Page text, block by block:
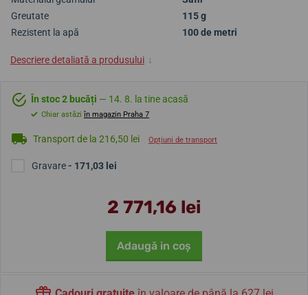
Greutate
115 g
Rezistent la apă
100 de metri
Descriere detaliată a produsului ↓
În stoc 2 bucăți — 14. 8. la tine acasă
Chiar astăzi în magazin Praha 7
Transport de la 216,50 lei Opțiuni de transport
Gravare- 171,03 lei
2 771,16 lei
Adaugă in coş